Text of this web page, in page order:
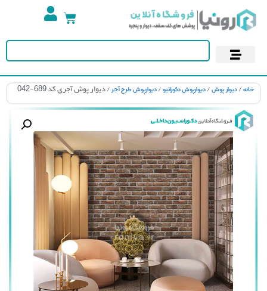
دیوار پوش/دیوارپوش دکوراتیو/دیوارپوش طرح آجر/ دیوار پوش آجری کد 689-042